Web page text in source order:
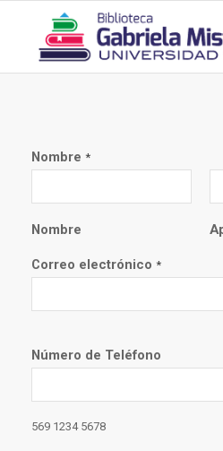
Nombre *
Nombre
Correo electrónico *
Número de Teléfono
569 1234 5678